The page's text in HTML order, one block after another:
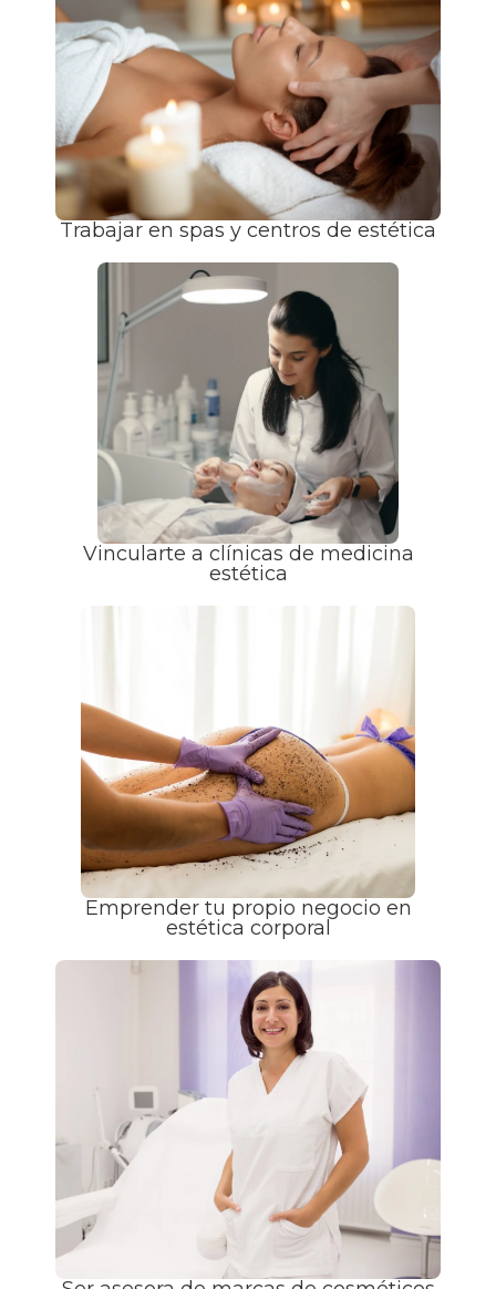
Trabajar en spas y centros de estética
Vincularte a clínicas de medicina
estética
Emprender tu propio negocio en
estética corporal